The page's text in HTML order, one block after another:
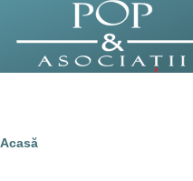
Sari la conținutul principal
Breadcrumb
Acasă